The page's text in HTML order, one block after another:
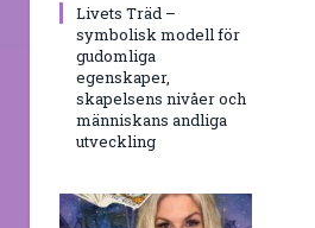
Livets Träd –
symbolisk modell för
gudomliga
egenskaper,
skapelsens nivåer och
människans andliga
utveckling